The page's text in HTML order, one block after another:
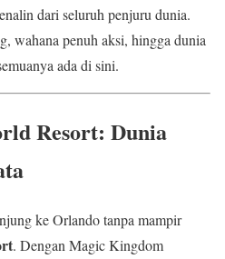
dari seluruh penjuru dunia.
wahana penuh aksi, hingga dunia
ada di sini.
Resort: Dunia
ke Orlando tanpa mampir
. Dengan Magic Kingdom